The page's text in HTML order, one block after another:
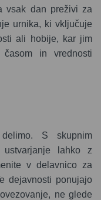
vsak dan preživi za
urnika, ki vključuje
ali hobije, kar jim
in vrednosti
S skupnim
ustvarjanje lahko z
v delavnico za
dejavnosti ponujajo
ne glede